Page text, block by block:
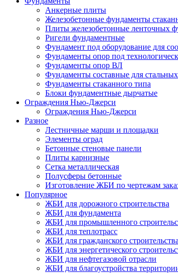
Анкерные плиты
Железобетонные фундаменты
Плиты железобетонные ленточных
Ригели фундаментные
Фундамент под оборудование для
Фундаменты опор под
Фундаменты опор ВЛ
Фундаменты составные для
Фундаменты стаканного типа
Блоки фундаментные дырчатые
Ограждения Нью-Джерси
Ограждения Нью-Джерси
Разное
Лестничные марши и площадки
Элементы оград
Бетонные стеновые панели
Плиты карнизные
Сетка металлическая
Полусферы бетонные
Изготовление ЖБИ по чертежам
Популярное
ЖБИ для дорожного строительства
ЖБИ для фундамента
ЖБИ для промышленного
ЖБИ для теплотрасс
ЖБИ для гражданского строительства
ЖБИ для энергетического
ЖБИ для нефтегазовой отрасли
ЖБИ для благоустройства